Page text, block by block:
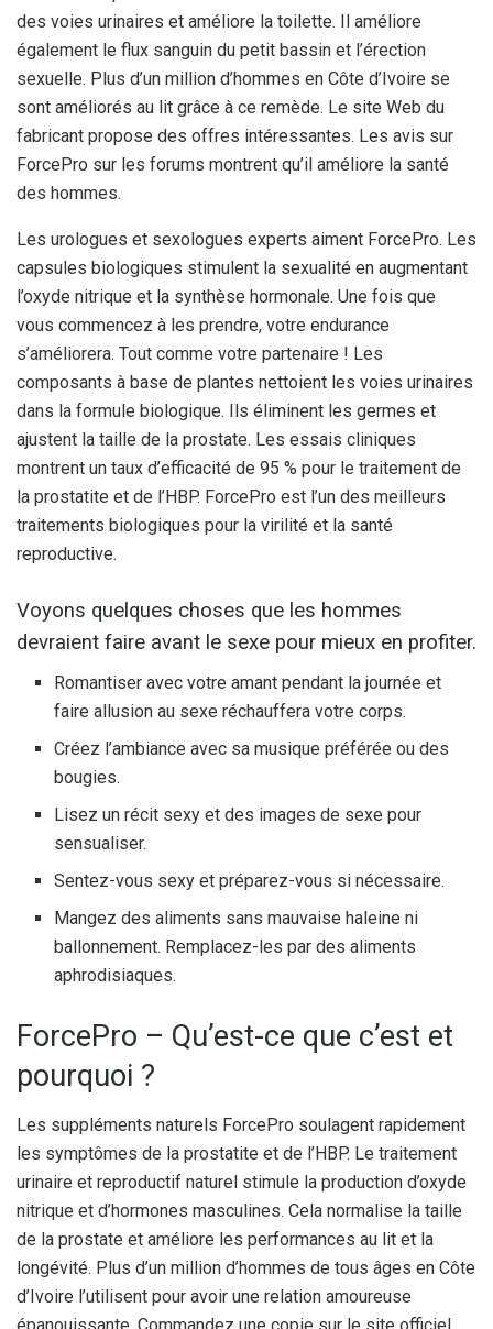
des voies urinaires et améliore la toilette. Il améliore
également le flux sanguin du petit bassin et l’érection
sexuelle. Plus d’un million d’hommes en Côte d’Ivoire se
sont améliorés au lit grâce à ce remède. Le site Web du
fabricant propose des offres intéressantes. Les avis sur
ForcePro sur les forums montrent qu’il améliore la santé
des hommes.
Les urologues et sexologues experts aiment ForcePro. Les
capsules biologiques stimulent la sexualité en augmentant
l’oxyde nitrique et la synthèse hormonale. Une fois que
vous commencez à les prendre, votre endurance
s’améliorera. Tout comme votre partenaire ! Les
composants à base de plantes nettoient les voies urinaires
dans la formule biologique. Ils éliminent les germes et
ajustent la taille de la prostate. Les essais cliniques
montrent un taux d’efficacité de 95 % pour le traitement de
la prostatite et de l’HBP. ForcePro est l’un des meilleurs
traitements biologiques pour la virilité et la santé
reproductive.
Voyons quelques choses que les hommes
devraient faire avant le sexe pour mieux en profiter.
Romantiser avec votre amant pendant la journée et
faire allusion au sexe réchauffera votre corps.
Créez l’ambiance avec sa musique préférée ou des
bougies.
Lisez un récit sexy et des images de sexe pour
sensualiser.
Sentez-vous sexy et préparez-vous si nécessaire.
Mangez des aliments sans mauvaise haleine ni
ballonnement. Remplacez-les par des aliments
aphrodisiaques.
ForcePro – Qu’est-ce que c’est et
pourquoi ?
Les suppléments naturels ForcePro soulagent rapidement
les symptômes de la prostatite et de l’HBP. Le traitement
urinaire et reproductif naturel stimule la production d’oxyde
nitrique et d’hormones masculines. Cela normalise la taille
de la prostate et améliore les performances au lit et la
longévité. Plus d’un million d’hommes de tous âges en Côte
d’Ivoire l’utilisent pour avoir une relation amoureuse
épanouissante. Commandez une copie sur le site officiel.